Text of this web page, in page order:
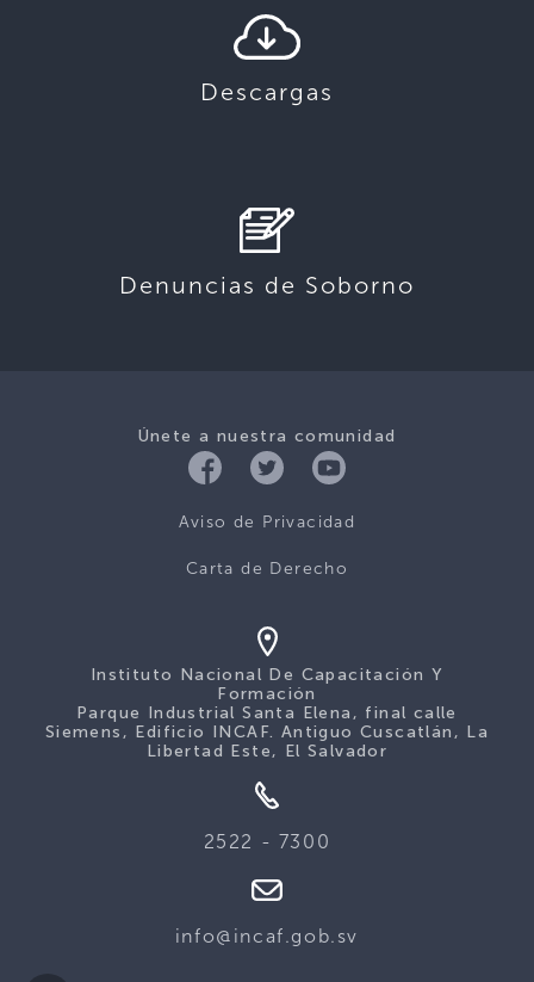
Descargas
Denuncias de Soborno
Únete a nuestra comunidad
Aviso de Privacidad
Carta de Derecho
Instituto Nacional De Capacitación Y
Formación
Parque Industrial Santa Elena, final calle
Siemens, Edificio INCAF. Antiguo Cuscatlán, La
Libertad Este, El Salvador
2522 - 7300
info@incaf.gob.sv